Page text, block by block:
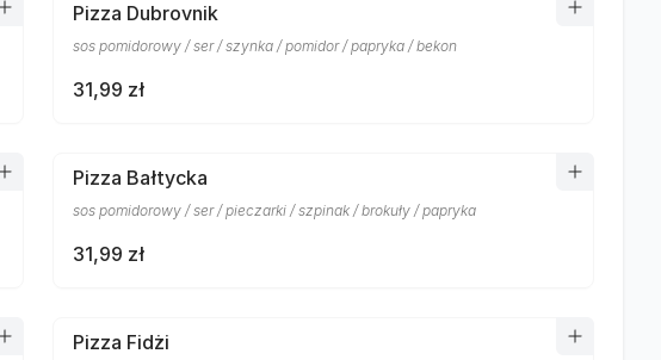
Pizza Dubrovnik
sos pomidorowy / ser / szynka / pomidor / papryka / bekon
31,99 zł
Pizza Bałtycka
sos pomidorowy / ser / pieczarki / szpinak / brokuły / papryka
31,99 zł
Pizza Fidżi